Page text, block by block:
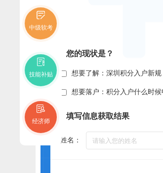
您的现状是？
想要了解：深圳积分入户新规
想要落户：积分入户什么时候
填写信息获取结果
姓名：
中级软考
技能补贴
经济师